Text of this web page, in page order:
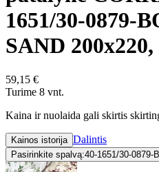
1651/30-0879-
SAND
59,15 €
Turime 8 vnt.
Kaina ir nuolaida gali skirtis
Kainos istorija Dalintis
Pasirinkite spalvą:40-1651/30-0879-